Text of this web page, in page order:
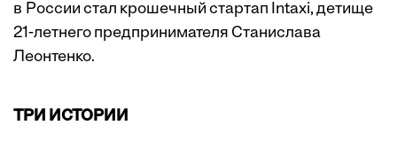
в России стал крошечный стартап Intaxi, детище
21-летнего предпринимателя Станислава
Леонтенко.
ТРИ ИСТОРИИ